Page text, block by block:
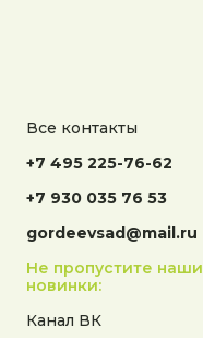
Все контакты
+7 495 225-76-62
+7 930 035 76 53
gordeevsad@mail.ru
Не пропустите наши
новинки:
Канал ВК